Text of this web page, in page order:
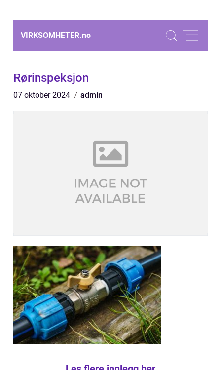
VIRKSOMHETER.no
Rørinspeksjon
07 oktober 2024 admin